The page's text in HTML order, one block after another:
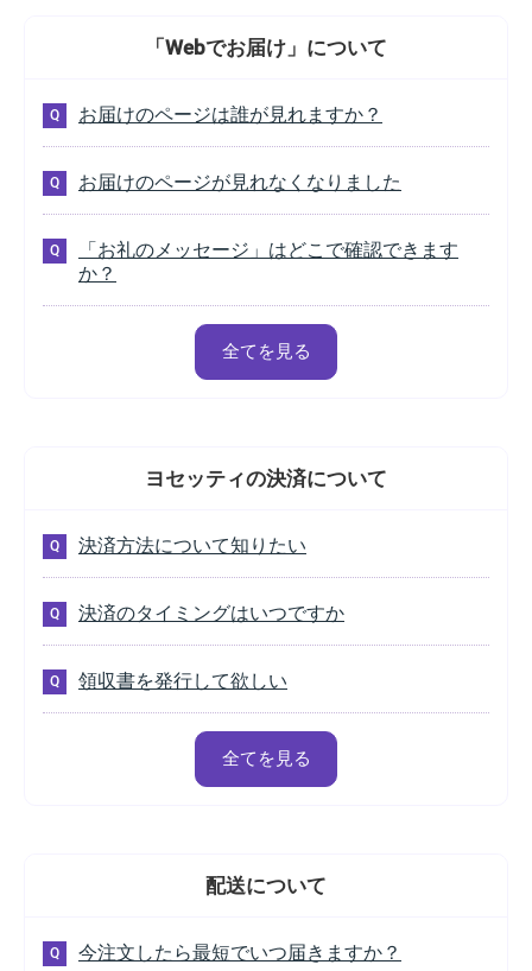
「Webでお届け」 について
お届けのページは誰が見れますか？
お届けのページが見れなくなりました
「お礼のメッセージ」はどこで確認できます
か？
全てを見る
ヨセッティの決済について
決済方法について知りたい
決済のタイミングはいつですか
領収書を発行して欲しい
全てを見る
配送について
今注文したら最短でいつ届きますか？